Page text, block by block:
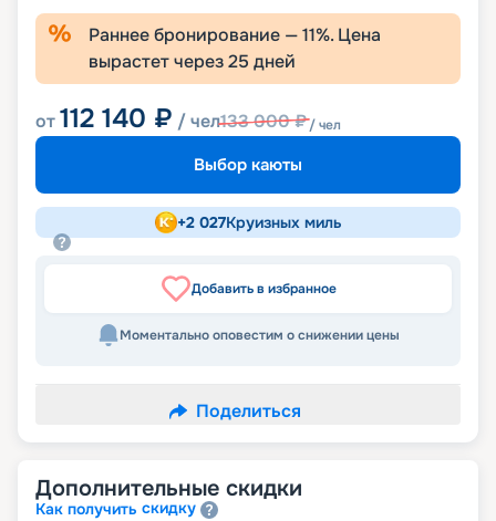
Раннее бронирование —11%. Цена
вырастет через25 дней
от112 140 ₽ / чел133 000₽/ чел
Выбор каюты
+2 027Круизных миль
Добавить в избранное
Моментально оповестим о снижении цены
Поделиться
Дополнительные скидки
Как получить скидку